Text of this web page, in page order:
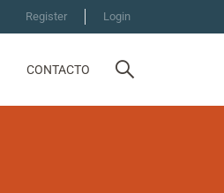
Register Login
CONTACTO